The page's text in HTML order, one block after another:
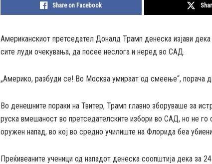
Share on Facebook
Американскиот претседател Доналд Трамп денеска изјави
сите луди очекувања, да посее неслога и неред во САД.
„Америко, разбуди се! Во Москва умираат од смеење“, порача
Во денешните пораки на Твитер, Трамп главно зборуваше за
руска вмешаност во претседателските избори во САД, но не
оружен напад, во кој во средно училиште на Флорида беа
Преќивеаните ученици од нападот денеска соопштија дека за